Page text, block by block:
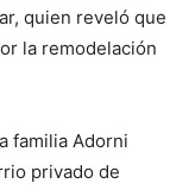
quien reveló que
la remodelación
familia Adorni
privado de